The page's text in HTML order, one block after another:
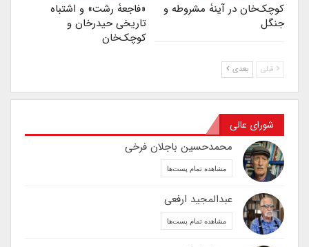
کوچک‌خان در آینۀ مشروطه و
جنگل
«فاجعۀ رشت» و اشتباه
تاریخی حیدرخان و
کوچک‌خان
قبلی بعدی
شورای عالی
محمدحسین باجلان فرخی
مشاهده تمام پست‌ها
عبدالمجید ارفعی
مشاهده تمام پست‌ها